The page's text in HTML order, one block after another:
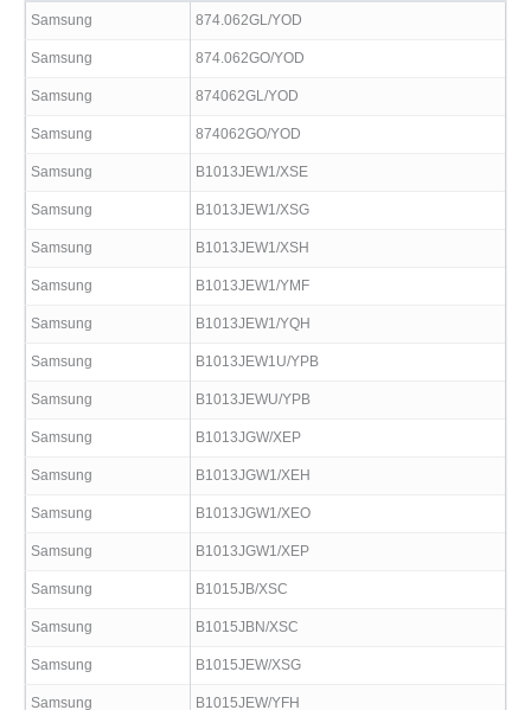
Samsung 874.062GL/YOD
Samsung 874.062GO/YOD
Samsung 874062GL/YOD
Samsung 874062GO/YOD
Samsung B1013JEW1/XSE
Samsung B1013JEW1/XSG
Samsung B1013JEW1/XSH
Samsung B1013JEW1/YMF
Samsung B1013JEW1/YQH
Samsung B1013JEW1U/YPB
Samsung B1013JEWU/YPB
Samsung B1013JGW/XEP
Samsung B1013JGW1/XEH
Samsung B1013JGW1/XEO
Samsung B1013JGW1/XEP
Samsung B1015JB/XSC
Samsung B1015JBN/XSC
Samsung B1015JEW/XSG
Samsung B1015JEW/YFH